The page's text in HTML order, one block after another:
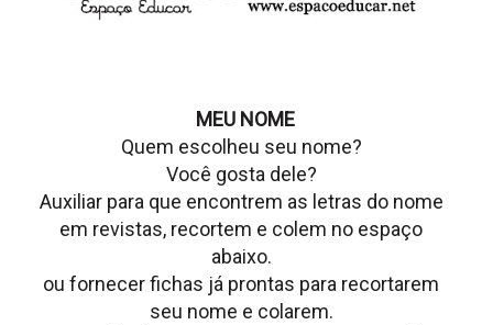
MEU NOME
Quem escolheu seu nome?
Você gosta dele?
Auxiliar para que encontrem as letras do nome
em revistas, recortem e colem no espaço
abaixo.
ou fornecer fichas já prontas para recortarem
seu nome e colarem.